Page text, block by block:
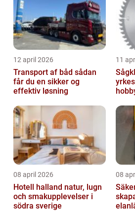
12 april 2026
Transport af båd sådan
får du en sikker og
effektiv løsning
11
08 april 2026
Hotell halland natur, lugn
och smakupplevelser i
södra sverige
08